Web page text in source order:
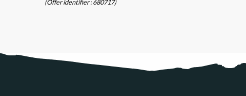
(Offer identifier :680717)